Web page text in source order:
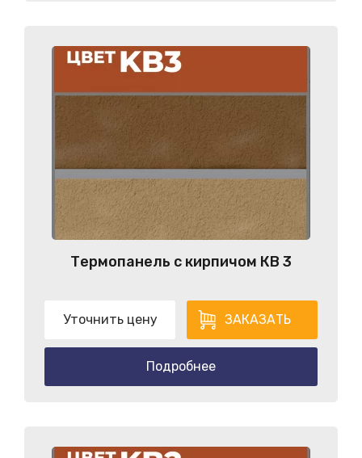
Термопанель с кирпичом КB 3
Уточнить цену ЗАКАЗАТЬ
Подробнее